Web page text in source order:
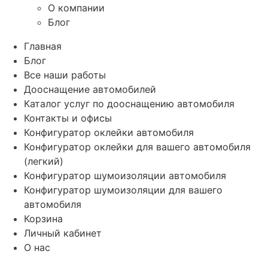
О компании
Блог
Главная
Блог
Все наши работы
Дооснащение автомобилей
Каталог услуг по дооснащению автомобиля
Контакты и офисы
Конфигуратор оклейки автомобиля
Конфигуратор оклейки для вашего автомобиля
(легкий)
Конфигуратор шумоизоляции автомобиля
Конфигуратор шумоизоляции для вашего
автомобиля
Корзина
Личный кабинет
О нас